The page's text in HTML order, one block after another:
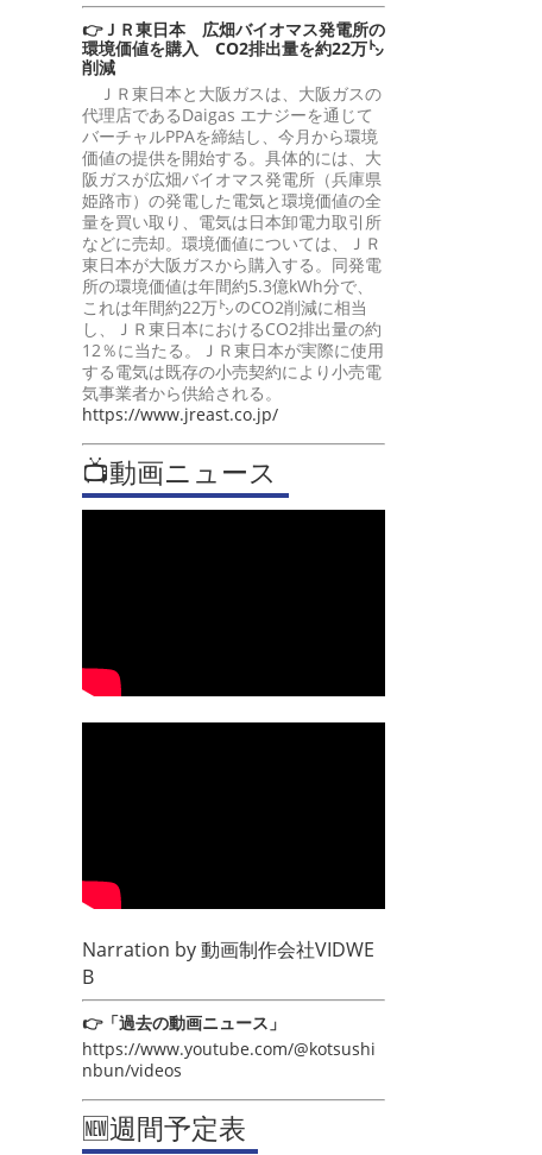
👉ＪＲ東日本 広畑バイオマス発電所の
環境価値を購入 CO2排出量を約22万㌧
削減
ＪＲ東日本と大阪ガスは、大阪ガスの
代理店であるDaigas エナジーを通じて
バーチャルPPAを締結し、今月から環境
価値の提供を開始する。具体的には、大
阪ガスが広畑バイオマス発電所（兵庫県
姫路市）の発電した電気と環境価値の全
量を買い取り、電気は日本卸電力取引所
などに売却。環境価値については、ＪＲ
東日本が大阪ガスから購入する。同発電
所の環境価値は年間約5.3億kWh分で、
これは年間約22万㌧のCO2削減に相当
し、ＪＲ東日本におけるCO2排出量の約
12％に当たる。ＪＲ東日本が実際に使用
する電気は既存の小売契約により小売電
気事業者から供給される。
https://www.jreast.co.jp/
📺動画ニュース
Narration by動画制作会社VIDWE
B
👉「過去の動画ニュース」
https://www.youtube.com/@kotsushi
nbun/videos
🆕週間予定表